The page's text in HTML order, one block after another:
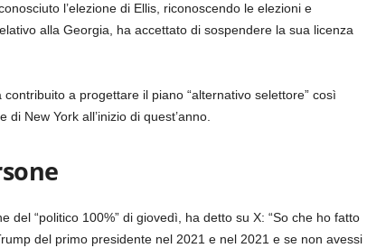
l’elezione di Ellis, riconoscendo le elezioni e
alla Georgia, ha accettato di sospendere la sua licenza
contribuito a progettare il piano “alternativo selettore” così
New York all’inizio di quest’anno.
del “politico 100%” di giovedì, ha detto su X: “So che ho fatto
del primo presidente nel 2021 e nel 2021 e se non avessi